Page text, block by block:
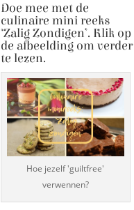
Doe mee met de
culinaire mini reeks
‘Zalig Zondigen’. Klik op
de afbeelding om verder
te lezen.
Hoe jezelf 'guiltfree'
verwennen?